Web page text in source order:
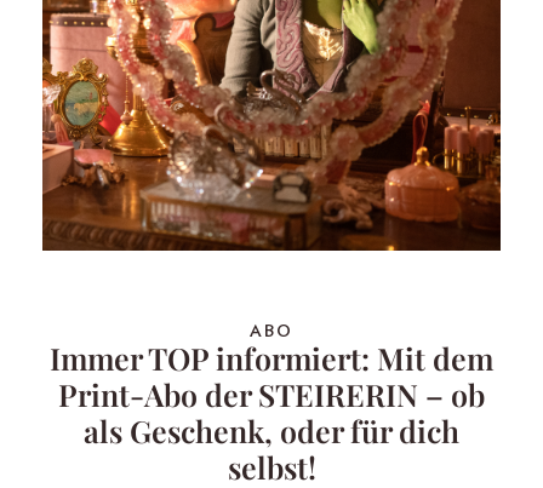
ABO
Immer TOP informiert: Mit dem
Print-Abo der STEIRERIN – ob
als Geschenk, oder für dich
selbst!